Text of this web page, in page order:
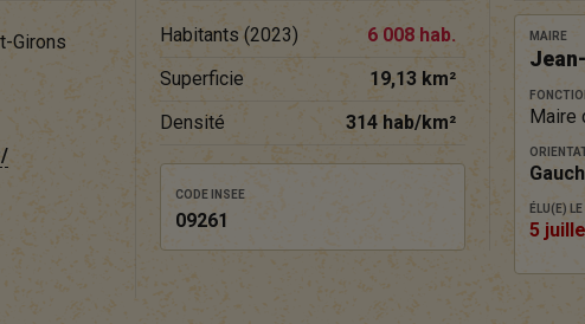
Girons Habitants (2023)
6 008 hab.
Superficie
19,13 km²
Densité
314 hab/km²
CODE INSEE
09261
MAIRE
Maire
ÉLU(E) LE
5